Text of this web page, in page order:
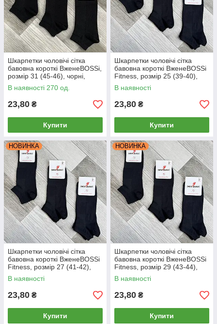
Шкарпетки чоловічі сітка
бавовна короткі ВженеBOSSі,
розмір 31 (45-46), чорні,
012008
В наявності 270 од.
23,80 ₴
Купити
Шкарпетки чоловічі сітка
бавовна короткі ВженеBOSSі
Fitness, розмір 25 (39-40),
чорні, 12242
В наявності
23,80 ₴
Купити
НОВИНКА
Шкарпетки чоловічі сітка
бавовна короткі ВженеBOSSі
Fitness, розмір 27 (41-42),
чорні, 12243
В наявності
23,80 ₴
Купити
НОВИНКА
Шкарпетки чоловічі сітка
бавовна короткі ВженеBOSSі
Fitness, розмір 29 (43-44),
чорні, 12244
В наявності
23,80 ₴
Купити